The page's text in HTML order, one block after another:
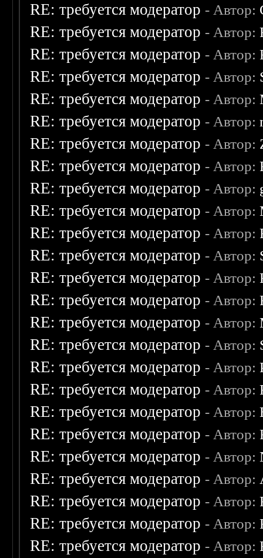
RE: требуется модератор - Автор:
RE: требуется модератор - Автор:
RE: требуется модератор - Автор:
RE: требуется модератор - Автор:
RE: требуется модератор - Автор:
RE: требуется модератор - Автор:
RE: требуется модератор - Автор:
RE: требуется модератор - Автор:
RE: требуется модератор - Автор:
RE: требуется модератор - Автор:
RE: требуется модератор - Автор:
RE: требуется модератор - Автор:
RE: требуется модератор - Автор:
RE: требуется модератор - Автор:
RE: требуется модератор - Автор:
RE: требуется модератор - Автор:
RE: требуется модератор - Автор:
RE: требуется модератор - Автор:
RE: требуется модератор - Автор:
RE: требуется модератор - Автор:
RE: требуется модератор - Автор:
RE: требуется модератор - Автор:
RE: требуется модератор - Автор:
RE: требуется модератор - Автор:
RE: требуется модератор - Автор: